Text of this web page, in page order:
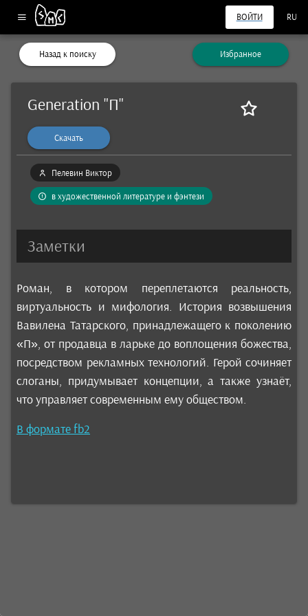
ВОЙТИ RU
Назад к поиску Избранное
Generation "П"
Скачать
Пелевин Виктор
в художественной литературе и фэнтези
Заметки
Роман, в котором переплетаются реальность,
виртуальность и мифология. История возвышения
Вавилена Татарского, принадлежащего к поколению
«П», от продавца в ларьке до воплощения божества,
посредством рекламных технологий. Герой сочиняет
слоганы, придумывает концепции, а также узнаёт,
что управляет современным ему обществом.
В формате fb2